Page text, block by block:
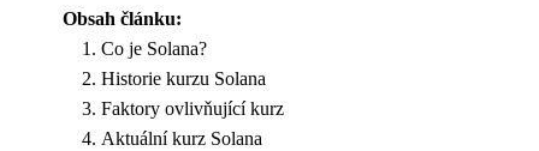
Obsah článku:
Co je Solana?
Historie kurzu Solana
Faktory ovlivňující kurz
Aktuální kurz Solana